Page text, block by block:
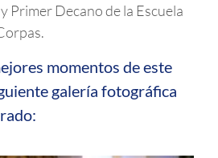
Primer Decano de la Escuela
momentos de este
galería fotográfica